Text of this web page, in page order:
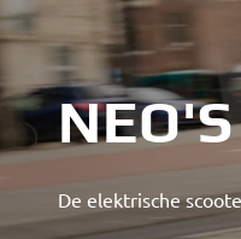
De elektrische